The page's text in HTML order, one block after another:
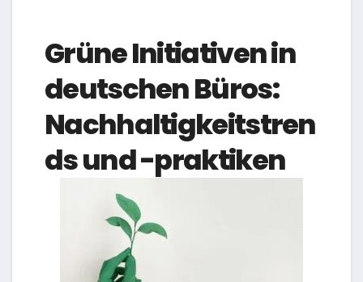
Grüne Initiativen in
deutschen Büros:
Nachhaltigkeitstren
ds und -praktiken